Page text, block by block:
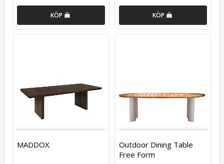
KÖP KÖP
MADDOX
Outdoor Dining Table
Free Form